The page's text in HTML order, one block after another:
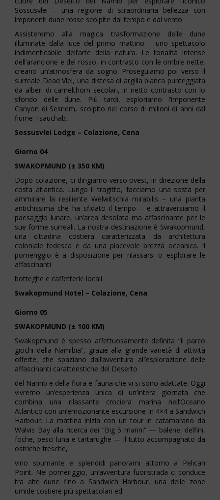
Sossusvlei – una regione di straordinaria bellezza con
imponenti dune rosse scolpite dal tempo e dal vento.
Assisteremo alla magica trasformazione delle dune
illuminate dalla luce del primo mattino – uno spettacolo
indimenticabile dell’arte della natura. Le tonalità intense
dell’arancione e del rosso, in contrasto con le ombre nette,
creano un’atmosfera da sogno. Proseguiamo poi verso il
surreale Dead Vlei, una distesa di argilla bianca punteggiata
da alberi di camelthorn secolari, in netto contrasto con lo
sfondo delle dune. Più tardi, esploriamo l’imponente
Canyon di Sesriem, scolpito nel corso di milioni di anni dal
fiume Tsauchab.
Sossusvlei Lodge – Colazione, Cena
Giorno 04
SWAKOPMUND (± 350 KM)
Dopo colazione, ci dirigiamo verso ovest, in direzione della
costa atlantica. Lungo il tragitto, facciamo una sosta per
ammirare la resiliente Welwitschia mirabilis – una pianta
antichissima che ha sfidato il tempo – e attraversiamo il
paesaggio lunare, un’area desolata ma affascinante per le
sue forme surreali. La nostra destinazione è Swakopmund,
una cittadina costiera caratterizzata da architettura
coloniale tedesca e da una piacevole brezza oceanica. Il
pomeriggio è a disposizione per rilassarsi o esplorare le
affascinanti
botteghe e caffetterie locali.
Swakopmund Hotel – Colazione, Cena
Giorno 05
SWAKOPMUND (± 100 KM)
Swakopmund è spesso affettuosamente definita “il parco
giochi della Namibia”, grazie alla grande varietà di attività
offerte, che spaziano dall’avventura all’esplorazione delle
affascinanti caratteristiche del Deserto
del Namib e della flora e fauna che vi si sono adattate. Oggi
vivremo un’esperienza unica di un’intera giornata che
combina una rilassante crociera marina nell’Oceano
Atlantico con un’emozionante escursione in 4×4 a Sandwich
Harbour. La mattina inizia con un tour in catamarano da
Walvis Bay alla ricerca dei “Big 5 marini” — balene, delfini,
foche, pesci luna e tartarughe — il tutto accompagnato da
ostriche fresche,
vino spumante e splendidi panorami attorno a Pelican
Point. Nel pomeriggio, un’avventura fuoristrada ci conduce
tra alte dune fino a Sandwich Harbour, una delle zone
umide costiere più spettacolari ed